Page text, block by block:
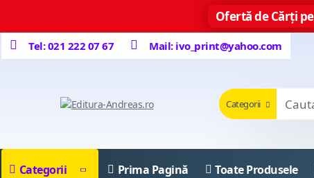
Ofertă de Cărți
Tel: 021 222 07 67 Mail: ivo_print@yahoo.com
Categorii
Categorii Prima Pagină Toate Produsele